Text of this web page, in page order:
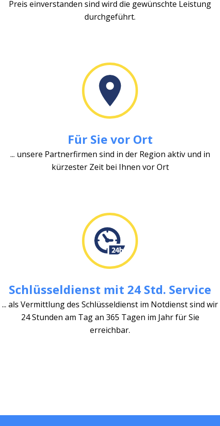
Preis einverstanden sind wird die gewünschte Leistung
durchgeführt.
Für Sie vor Ort
... unsere Partnerfirmen sind in der Region aktiv und in
kürzester Zeit bei Ihnen vor Ort
Schlüsseldienst mit 24 Std. Service
... als Vermittlung des Schlüsseldienst im Notdienst sind wir
24 Stunden am Tag an 365 Tagen im Jahr für Sie
erreichbar.